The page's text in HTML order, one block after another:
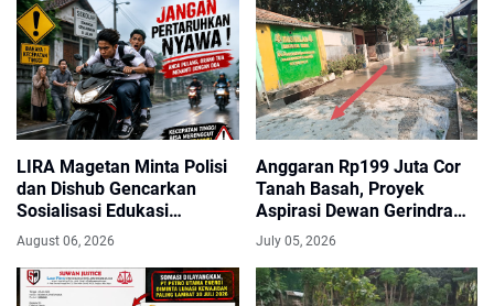
LIRA Magetan Minta Polisi
dan Dishub Gencarkan
Sosialisasi Edukasi
Berkendara untuk Pelajar
August 06, 2026
Anggaran Rp199 Juta Cor
Tanah Basah, Proyek
Aspirasi Dewan Gerindra
Indramayu Minta Diaudit
July 05, 2026